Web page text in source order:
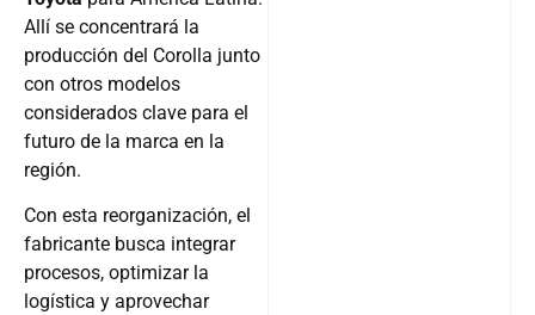
Allí se concentrará la
producción del Corolla junto
con otros modelos
considerados clave para el
futuro de la marca en la
región.
Con esta reorganización, el
fabricante busca integrar
procesos, optimizar la
logística y aprovechar